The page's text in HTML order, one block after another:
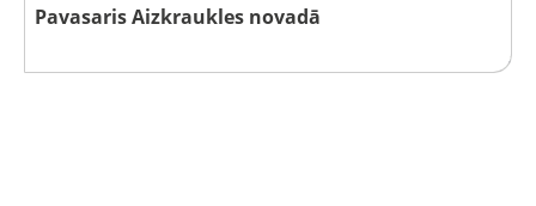
Pavasaris Aizkraukles novadā